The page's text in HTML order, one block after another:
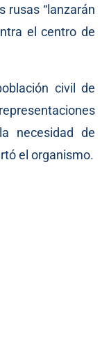
rusas “lanzarán
el centro de
civil de
necesidad de
el organismo.